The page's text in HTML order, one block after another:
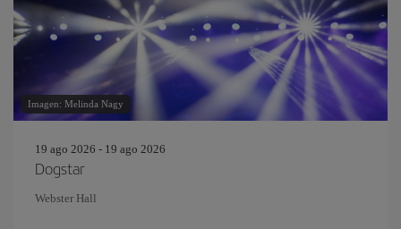
Imagen: Melinda Nagy
19 ago 2026 - 19 ago 2026
Dogstar
Webster Hall